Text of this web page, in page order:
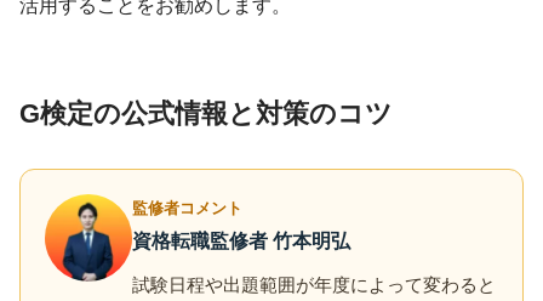
活用することをお勧めします。
G検定の公式情報と対策のコツ
監修者コメント
資格転職監修者 竹本明弘
試験日程や出題範囲が年度によって変わると